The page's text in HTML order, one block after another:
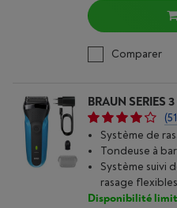
Comparer
BRAUN SERIES
Système de
Tondeuse à
Système suivi
rasage flexibles
Disponibilité